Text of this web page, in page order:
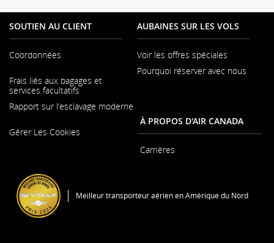
SOUTIEN AU CLIENT
Coordonnées
dans
une
nouvelle
fenêtre
Frais liés aux bagages et
services facultatifs
Rapport sur l’esclavage moderne
dans
Gérer Les Cookies
AUBAINES SUR LES VOLS
Voir les offres spéciales
Pourquoi réserver avec nous
À PROPOS D'AIR CANADA
Carrières
nouvelle
Meilleur transporteur aérien en Amérique du Nord